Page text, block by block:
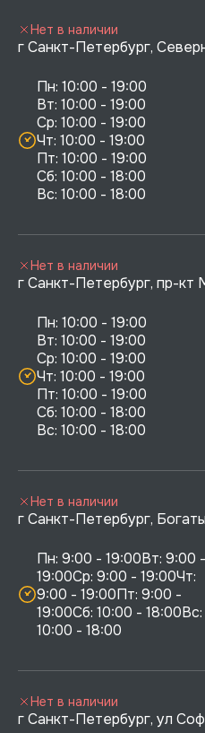
г Санкт-Петербург,
Пн: 10:00 - 19:00
Вт: 10:00 - 19:00
Ср: 10:00 - 19:00
Чт: 10:00 - 19:00
Пт: 10:00 - 19:00
Сб: 10:00 - 18:00
Нет в наличии
г Санкт-Петербург, пр-кт
Пн: 10:00 - 19:00
Вт: 10:00 - 19:00
Ср: 10:00 - 19:00
Чт: 10:00 - 19:00
Пт: 10:00 - 19:00
Сб: 10:00 - 18:00
Нет в наличии
г Санкт-Петербург,
Пн: 9:00 - 19:00Вт: 9:00 -
19:00Ср: 9:00 - 19:00Чт:
9:00 - 19:00Пт: 9:00 -
19:00Сб: 10:00 - 18:00Вс:
10:00 - 18:00
Нет в наличии
г Санкт-Петербург, ул
Нет в наличии